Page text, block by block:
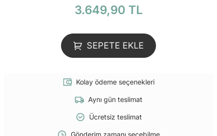
3.649,90 TL
SEPETE EKLE
Kolay ödeme seçenekleri
Aynı gün teslimat
Ücretsiz teslimat
Gönderim zamanı seçebilme